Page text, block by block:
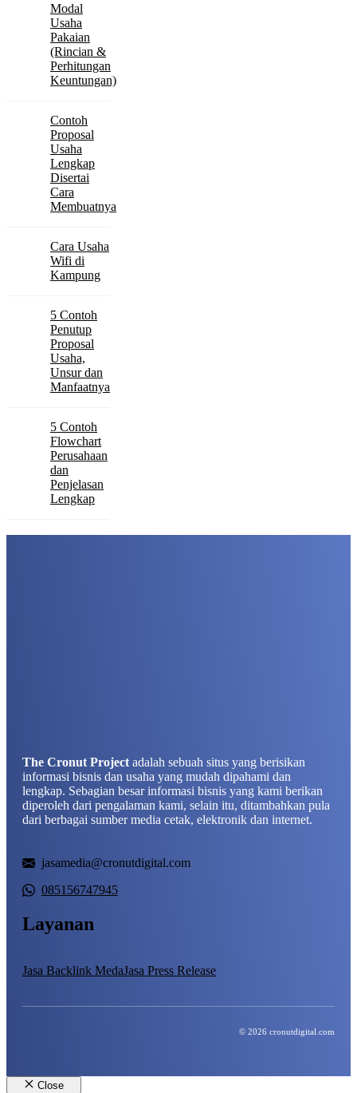
Modal
Usaha
Pakaian
(Rincian &
Perhitungan
Keuntungan)
Contoh
Proposal
Usaha
Lengkap
Disertai
Cara
Membuatnya
Cara Usaha
Wifi di
Kampung
5 Contoh
Penutup
Proposal
Usaha,
Unsur dan
Manfaatnya
5 Contoh
Flowchart
Perusahaan
dan
Penjelasan
Lengkap
The Cronut Project adalah sebuah situs yang berisikan
informasi bisnis dan usaha yang mudah dipahami dan
lengkap. Sebagian besar informasi bisnis yang kami berikan
diperoleh dari pengalaman kami, selain itu, ditambahkan pula
dari berbagai sumber media cetak, elektronik dan internet.
jasamedia@cronutdigital.com
085156747945
Layanan
Jasa Backlink MedaJasa Press Release
© 2026 cronutdigital.com
Close